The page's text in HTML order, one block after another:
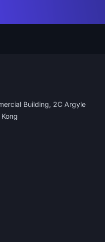
Building, 2C Argyle